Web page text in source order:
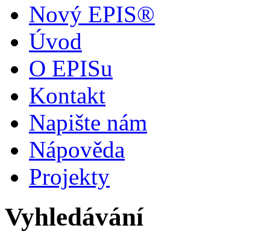
Nový EPIS®
Úvod
O EPISu
Kontakt
Napište nám
Nápověda
Projekty
Vyhledávání